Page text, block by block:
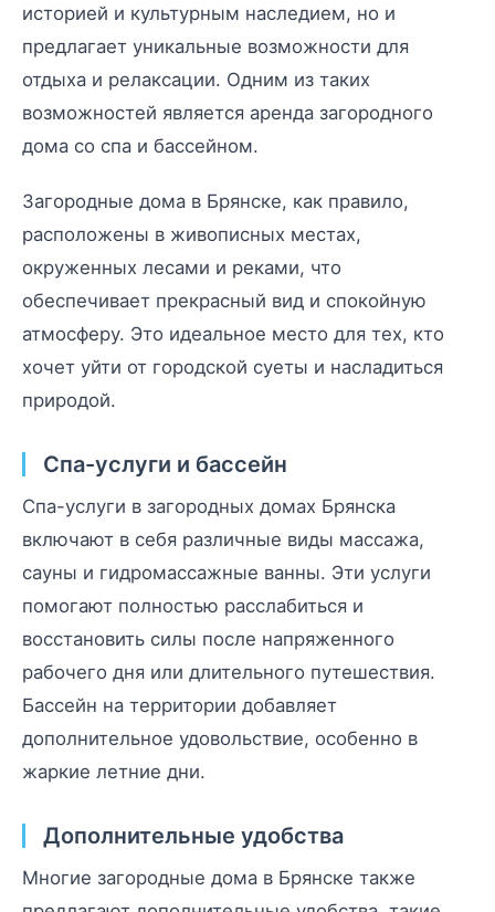
историей и культурным наследием, но и
предлагает уникальные возможности для
отдыха и релаксации. Одним из таких
возможностей является аренда загородного
дома со спа и бассейном.
Загородные дома в Брянске, как правило,
расположены в живописных местах,
окруженных лесами и реками, что
обеспечивает прекрасный вид и спокойную
атмосферу. Это идеальное место для тех, кто
хочет уйти от городской суеты и насладиться
природой.
Спа-услуги и бассейн
Спа-услуги в загородных домах Брянска
включают в себя различные виды массажа,
сауны и гидромассажные ванны. Эти услуги
помогают полностью расслабиться и
восстановить силы после напряженного
рабочего дня или длительного путешествия.
Бассейн на территории добавляет
дополнительное удовольствие, особенно в
жаркие летние дни.
Дополнительные удобства
Многие загородные дома в Брянске также